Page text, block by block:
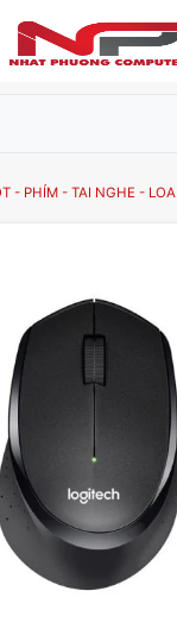
- PHÍM - TAI NGHE - LOA